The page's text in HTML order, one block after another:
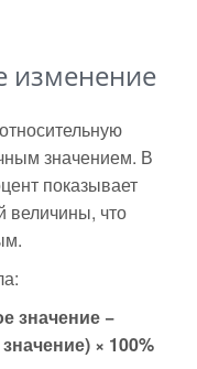
изменение
значением. В
показывает
величины, что
значение −
× 100%